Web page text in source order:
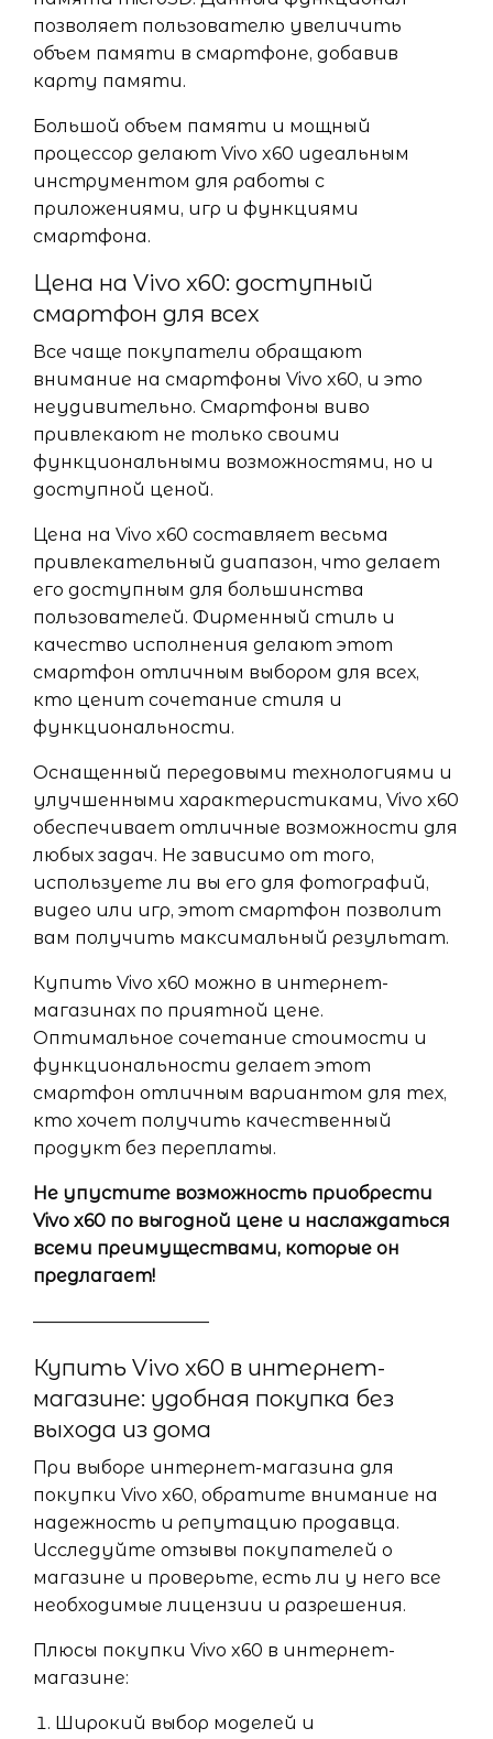
позволяет пользователю увеличить
объем памяти в смартфоне, добавив
карту памяти.
Большой объем памяти и мощный
процессор делают Vivo x60 идеальным
инструментом для работы с
приложениями, игр и функциями
смартфона.
Цена на Vivo x60: доступный
смартфон для всех
Все чаще покупатели обращают
внимание на смартфоны Vivo x60, и это
неудивительно. Смартфоны виво
привлекают не только своими
функциональными возможностями, но и
доступной ценой.
Цена на Vivo x60 составляет весьма
привлекательный диапазон, что делает
его доступным для большинства
пользователей. Фирменный стиль и
качество исполнения делают этот
смартфон отличным выбором для всех,
кто ценит сочетание стиля и
функциональности.
Оснащенный передовыми технологиями и
улучшенными характеристиками, Vivo x60
обеспечивает отличные возможности для
любых задач. Не зависимо от того,
используете ли вы его для фотографий,
видео или игр, этот смартфон позволит
вам получить максимальный результат.
Купить Vivo x60 можно в интернет-
магазинах по приятной цене.
Оптимальное сочетание стоимости и
функциональности делает этот
смартфон отличным вариантом для тех,
кто хочет получить качественный
продукт без переплаты.
Не упустите возможность приобрести
Vivo x60 по выгодной цене и наслаждаться
всеми преимуществами, которые он
предлагает!
——————————
Купить Vivo x60 в интернет-
магазине: удобная покупка без
выхода из дома
При выборе интернет-магазина для
покупки Vivo x60, обратите внимание на
надежность и репутацию продавца.
Исследуйте отзывы покупателей о
магазине и проверьте, есть ли у него все
необходимые лицензии и разрешения.
Плюсы покупки Vivo x60 в интернет-
магазине:
Широкий выбор моделей и